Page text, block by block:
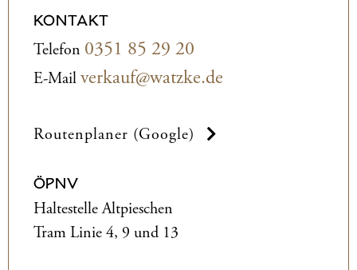
KONTAKT
Telefon 0351 85 29 20
E-Mailverkauf@watzke.de
Routenplaner (Google)
ÖPNV
Haltestelle Altpieschen
Tram Linie 4, 9 und 13